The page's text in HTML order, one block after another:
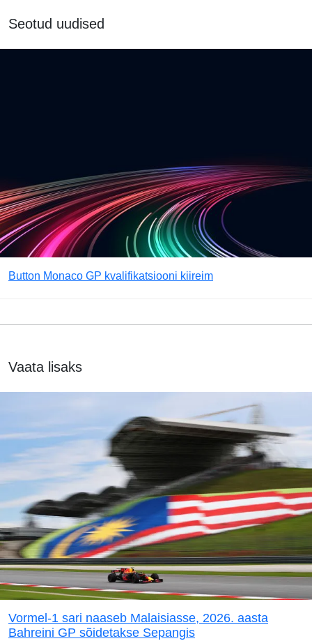
Seotud uudised
Button Monaco GP kvalifikatsiooni kiireim
Vaata lisaks
Vormel-1 sari naaseb Malaisiasse, 2026. aasta
Bahreini GP sõidetakse Sepangis